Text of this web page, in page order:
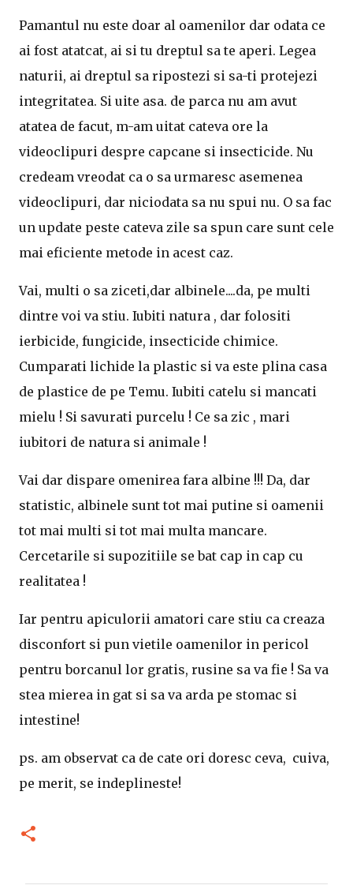
Pamantul nu este doar al oamenilor dar odata ce
ai fost atatcat, ai si tu dreptul sa te aperi. Legea
naturii, ai dreptul sa ripostezi si sa-ti protejezi
integritatea. Si uite asa. de parca nu am avut
atatea de facut, m-am uitat cateva ore la
videoclipuri despre capcane si insecticide. Nu
credeam vreodat ca o sa urmaresc asemenea
videoclipuri, dar niciodata sa nu spui nu. O sa fac
un update peste cateva zile sa spun care sunt cele
mai eficiente metode in acest caz.
Vai, multi o sa ziceti,dar albinele....da, pe multi
dintre voi va stiu. Iubiti natura , dar folositi
ierbicide, fungicide, insecticide chimice.
Cumparati lichide la plastic si va este plina casa
de plastice de pe Temu. Iubiti catelu si mancati
mielu ! Si savurati purcelu ! Ce sa zic , mari
iubitori de natura si animale !
Vai dar dispare omenirea fara albine !!! Da, dar
statistic, albinele sunt tot mai putine si oamenii
tot mai multi si tot mai multa mancare.
Cercetarile si supozitiile se bat cap in cap cu
realitatea !
Iar pentru apiculorii amatori care stiu ca creaza
disconfort si pun vietile oamenilor in pericol
pentru borcanul lor gratis, rusine sa va fie ! Sa va
stea mierea in gat si sa va arda pe stomac si
intestine!
ps. am observat ca de cate ori doresc ceva, cuiva,
pe merit, se indeplineste!